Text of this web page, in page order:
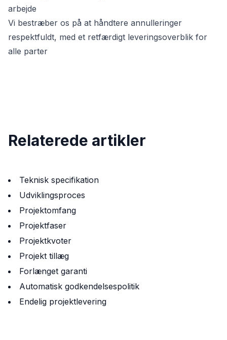
arbejde
Vi bestræber os på at håndtere annulleringer
respektfuldt, med et retfærdigt leveringsoverblik for
alle parter
Relaterede artikler
Teknisk specifikation
Udviklingsproces
Projektomfang
Projektfaser
Projektkvoter
Projekt tillæg
Forlænget garanti
Automatisk godkendelsespolitik
Endelig projektlevering